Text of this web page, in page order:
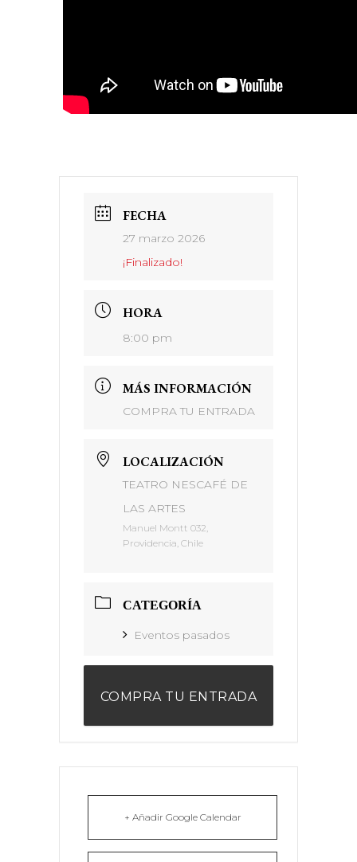
FECHA
27 marzo 2026
¡Finalizado!
HORA
8:00 pm
MÁS INFORMACIÓN
COMPRA TU ENTRADA
LOCALIZACIÓN
TEATRO NESCAFÉ DE
LAS ARTES
Manuel Montt 032,
Providencia, Chile
CATEGORÍA
Eventos pasados
COMPRA TU ENTRADA
+ Añadir Google Calendar